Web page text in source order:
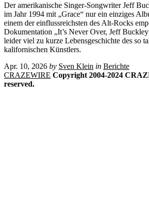
Der amerikanische Singer-Songwriter Jeff
im Jahr 1994 mit „Grace“ nur ein einziges
einem der einflussreichsten des Alt-Rocks
Dokumentation „It’s Never Over, Jeff
leider viel zu kurze Lebensgeschichte des so
kalifornischen Künstlers.
Apr. 10, 2026 by Sven Klein in Berichte
CRAZEWIRE Copyright 2004-2024
reserved.